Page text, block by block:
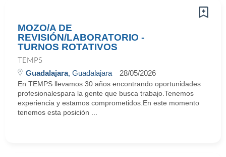
MOZO/A DE
REVISIÓN/LABORATORIO -
TURNOS ROTATIVOS
TEMPS
Guadalajara, Guadalajara 28/05/2026
En TEMPS llevamos 30 años encontrando oportunidades
profesionalespara la gente que busca trabajo.Tenemos
experiencia y estamos comprometidos.En este momento
tenemos esta posición ...